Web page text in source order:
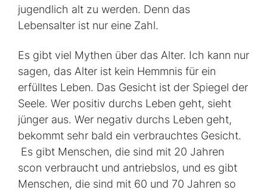
jugendlich alt zu werden. Denn das
Lebensalter ist nur eine Zahl.
Es gibt viel Mythen über das Alter. Ich kann nur
sagen, das Alter ist kein Hemmnis für ein
erfülltes Leben. Das Gesicht ist der Spiegel der
Seele. Wer positiv durchs Leben geht, sieht
jünger aus. Wer negativ durchs Leben geht,
bekommt sehr bald ein verbrauchtes Gesicht.
Es gibt Menschen, die sind mit 20 Jahren
scon verbraucht und antriebslos, und es gibt
Menschen, die sind mit 60 und 70 Jahren so